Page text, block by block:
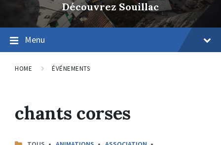
Découvrez Souillac
Menu
HOME ÉVÉNEMENTS
chants corses
CATEGORIES: